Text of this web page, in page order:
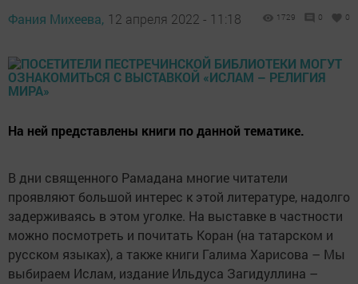
Фания Михеева, 12 апреля 2022 - 11:18 1729 0 0
На ней представлены книги по данной тематике.
В дни священного Рамадана многие читатели
проявляют большой интерес к этой литературе, надолго
задерживаясь в этом уголке. На выставке в частности
можно посмотреть и почитать Коран (на татарском и
русском языках), а также книги Галима Харисова – Мы
выбираем Ислам, издание Ильдуса Загидуллина –